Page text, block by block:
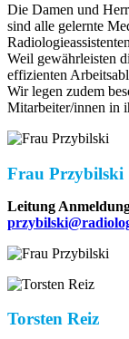
Die Damen und
sind alle gelernte
Weil gewährleisten
effizienten
Wir legen zudem
Mitarbeiter/innen in
Frau Przybilski
Leitung
Torsten Reiz